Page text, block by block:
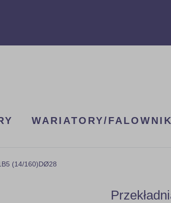
WARIATORY/
(14/160)DØ28